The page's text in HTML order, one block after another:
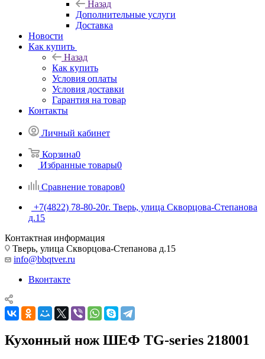
Назад
Дополнительные услуги
Доставка
Новости
Как купить
Назад
Как купить
Условия оплаты
Условия доставки
Гарантия на товар
Контакты
Личный кабинет
Корзина0
Избранные товары0
Сравнение товаров0
+7(4822) 78-80-20г. Тверь, улица Скворцова-Степанова
д.15
Контактная информация
Тверь, улица Скворцова-Степанова д.15
info@bbqtver.ru
Вконтакте
Кухонный нож ШЕФ TG-series 218001